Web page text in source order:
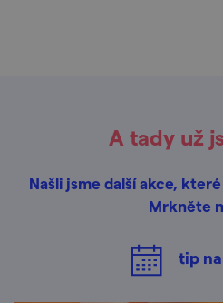
A tady už
Našli jsme další akce,
Mrkněte
tip na